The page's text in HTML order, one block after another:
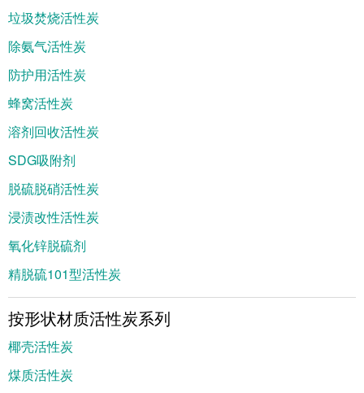
垃圾焚烧活性炭
除氨气活性炭
防护用活性炭
蜂窝活性炭
溶剂回收活性炭
SDG吸附剂
脱硫脱硝活性炭
浸渍改性活性炭
氧化锌脱硫剂
精脱硫101型活性炭
按形状材质活性炭系列
椰壳活性炭
煤质活性炭